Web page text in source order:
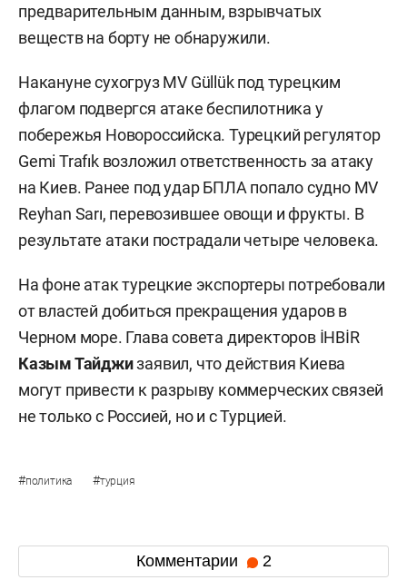
предварительным данным, взрывчатых
веществ на борту не обнаружили.
Накануне сухогруз MV Güllük под турецким
флагом подвергся атаке беспилотника у
побережья Новороссийска. Турецкий регулятор
Gemi Trafık возложил ответственность за атаку
на Киев. Ранее под удар БПЛА попало судно MV
Reyhan Sarı, перевозившее овощи и фрукты. В
результате атаки пострадали четыре человека.
На фоне атак турецкие экспортеры потребовали
от властей добиться прекращения ударов в
Черном море. Глава совета директоров İHBİR
Казым Тайджизаявил, что действия Киева
могут привести к разрыву коммерческих связей
не только с Россией, но и с Турцией.
#политика #турция
Комментарии 2